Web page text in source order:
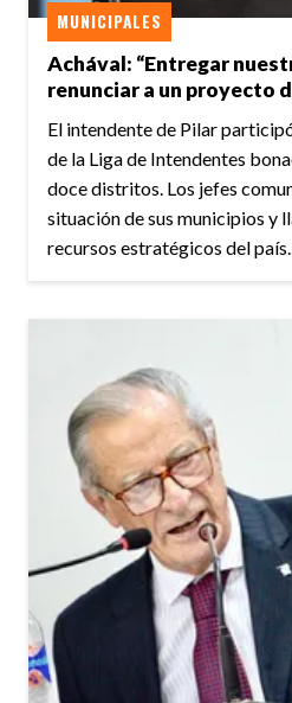
Achával: “Entregar
renunciar a un proyecto
MUNICIPALES
El intendente de Pilar
de la Liga de Intendentes
doce distritos. Los jefes
situación de sus municipios y
recursos estratégicos del país.